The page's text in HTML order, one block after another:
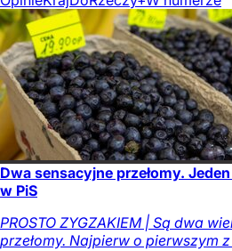
Dwa sensacyjne przełomy.
w PiS
PROSTO ZYGZAKIEM | Są dwa
przełomy. Najpierw o pierwszym